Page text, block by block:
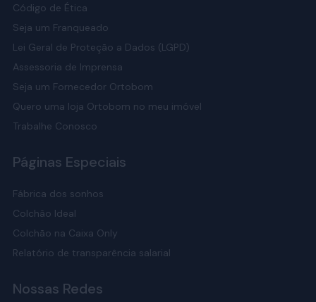
Código de Ética
Seja um Franqueado
Lei Geral de Proteção a Dados (LGPD)
Assessoria de Imprensa
Seja um Fornecedor Ortobom
Quero uma loja Ortobom no meu imóvel
Trabalhe Conosco
Páginas Especiais
Fábrica dos sonhos
Colchão Ideal
Colchão na Caixa Only
Relatório de transparência salarial
Nossas Redes